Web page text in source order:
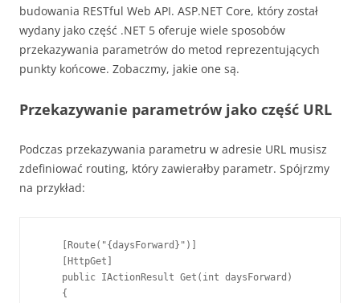
budowania RESTful Web API. ASP.NET Core, który został
wydany jako część .NET 5 oferuje wiele sposobów
przekazywania parametrów do metod reprezentujących
punkty końcowe. Zobaczmy, jakie one są.
Przekazywanie parametrów jako część URL
Podczas przekazywania parametru w adresie URL musisz
zdefiniować routing, który zawierałby parametr. Spójrzmy
na przykład:
    [Route("{daysForward}")]
    [HttpGet]
    public IActionResult Get(int daysForward)
    {